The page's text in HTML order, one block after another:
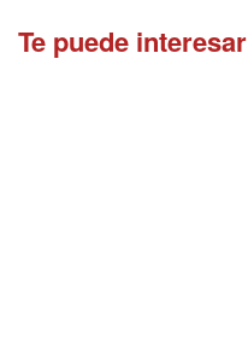
Te puede interesar